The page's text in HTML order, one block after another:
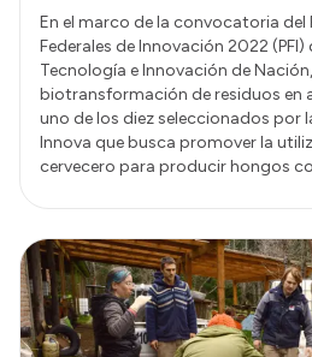
En el marco de la convocatoria del
Federales de Innovación 2022
Tecnología e Innovación de
biotransformación de residuos en
uno de los diez seleccionados por
Innova que busca promover la
cervecero para producir hongos